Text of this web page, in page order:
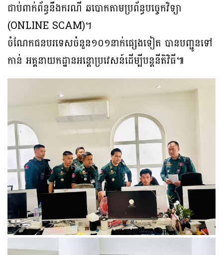
ជាប់ពាក់ព័ន្ធនឹងករណី ឆបោកតាមប្រព័ន្ធបច្ចេកវិទ្យា
(ONLINE SCAM)។
ចំណែកជនបរទេសចំនួន១០១នាក់ផ្សេងទៀត បានបញ្ជូនទៅ
កាន់ អគ្គនាយកដ្ឋានអន្តោប្រវេសន៍ដើម្បីបន្តនីតិវិធី៕